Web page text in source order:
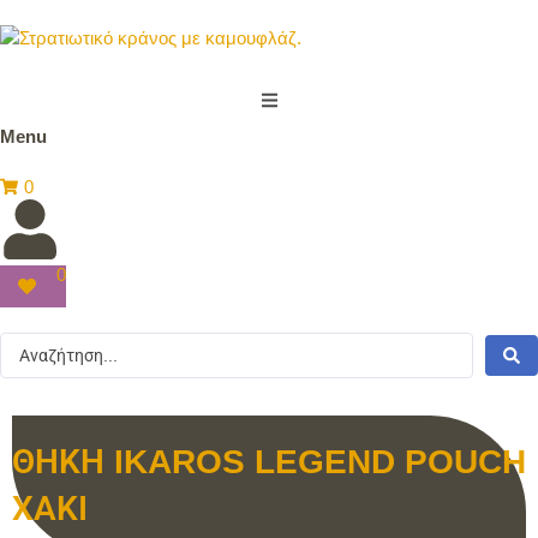
Menu
0
0
ΘΗΚΗ IKAROS LEGEND POUCH
ΧΑΚΙ